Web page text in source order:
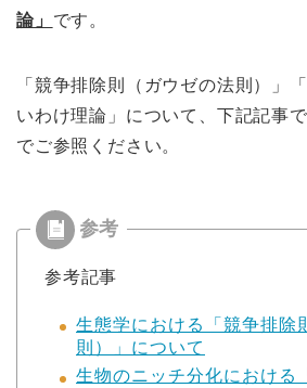
論」 です。
「競争排除則（ガウゼの法則）」
いわけ理論」について、下記記事
でご参照ください。
参考記事
生態学における「競争排除
則）」について
生物のニッチ分化における